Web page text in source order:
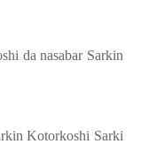
da nasabar Sarkin
Kotorkoshi Sarki